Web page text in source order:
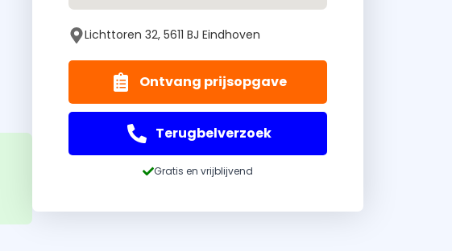
Lichttoren 32, 5611 BJ Eindhoven
Ontvang prijsopgave
Terugbelverzoek
Gratis en vrijblijvend